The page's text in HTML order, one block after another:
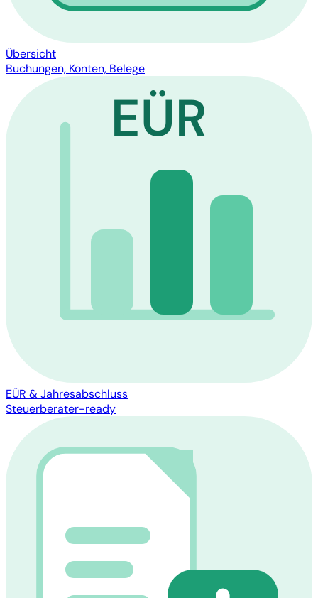
Übersicht
Buchungen, Konten, Belege
EÜR
EÜR & Jahresabschluss
Steuerberater-ready